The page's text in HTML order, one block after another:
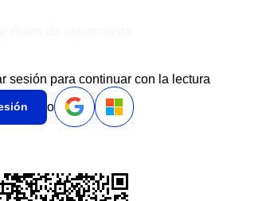
sesión para continuar con la lectura
o